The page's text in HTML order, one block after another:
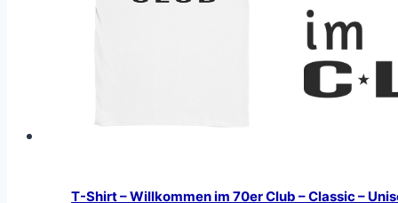
T-Shirt – Willkommen im 70er Club – Classic –